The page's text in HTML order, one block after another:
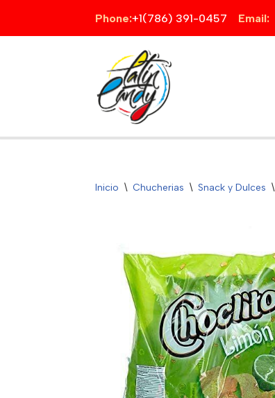
Saltar
Phone:+1(786) 391-0457 Email:
Inicio \ Chucherias \ Snack y Dulces \